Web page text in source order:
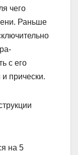
чего
Раньше
с его
прически.
на 5